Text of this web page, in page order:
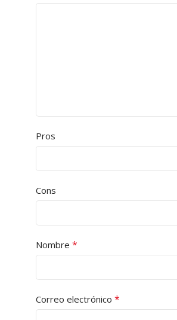
Pros
Cons
Nombre *
Correo electrónico *